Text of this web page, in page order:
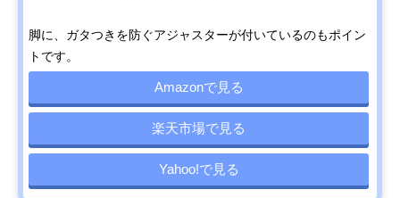
脚に、ガタつきを防ぐアジャスターが付いているのもポイン
トです。
Amazonで見る
楽天市場で見る
Yahoo!で見る